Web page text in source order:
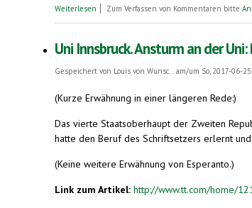
Weiterlesen über Katalin Kováts erhält den Esperanto-
Zum Verfassen von Kommentaren bitte
Uni Innsbruck. Ansturm an der
Gespeichert von Louis von Wunsc...am/um So, 2017-06-
(Kurze Erwähnung in einer längeren Rede:)
Das vierte Staatsoberhaupt der Zweiten
hatte den Beruf des Schriftsetzers erlernt
(Keine weitere Erwähnung von Esperanto.)
Link zum Artikel: http://www.tt.com/home/